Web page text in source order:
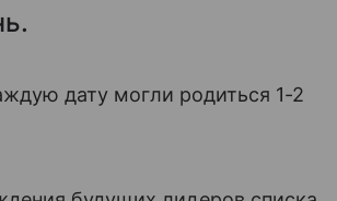
дату могли родиться 1-2